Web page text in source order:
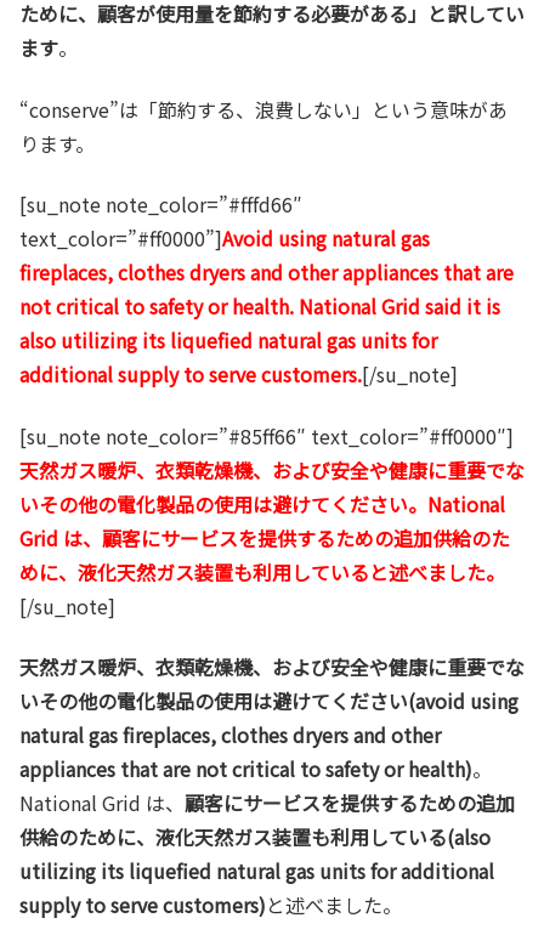
ために、顧客が使用量を節約する必要がある」と訳してい
ます。
“conserve”は「節約する、浪費しない」という意味があ
ります。
[su_note note_color=”#fffd66″
text_color=”#ff0000”]Avoid using natural gas
fireplaces, clothes dryers and other appliances that are
not critical to safety or health. National Grid said it is
also utilizing its liquefied natural gas units for
additional supply to serve customers.[/su_note]
[su_note note_color=”#85ff66″ text_color=”#ff0000″]
天然ガス暖炉、衣類乾燥機、および安全や健康に重要でな
いその他の電化製品の使用は避けてください。National
Grid は、顧客にサービスを提供するための追加供給のた
めに、液化天然ガス装置も利用していると述べました。
[/su_note]
天然ガス暖炉、衣類乾燥機、および安全や健康に重要でな
いその他の電化製品の使用は避けてください(avoid using
natural gas fireplaces, clothes dryers and other
appliances that are not critical to safety or health)。
National Grid は、 顧客にサービスを提供するための追加
供給のために、液化天然ガス装置も利用している(also
utilizing its liquefied natural gas units for additional
supply to serve customers)と述べました。